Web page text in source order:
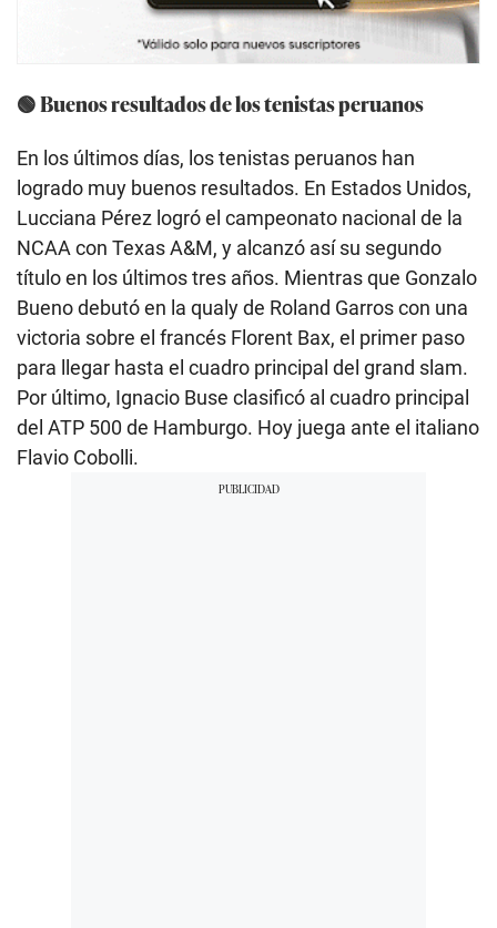
🟢 Buenos resultados de los tenistas peruanos
En los últimos días, los tenistas peruanos han
logrado muy buenos resultados. En Estados Unidos,
Lucciana Pérez logró el campeonato nacional de la
NCAA con Texas A&M, y alcanzó así su segundo
título en los últimos tres años. Mientras que Gonzalo
Bueno debutó en la qualy de Roland Garros con una
victoria sobre el francés Florent Bax, el primer paso
para llegar hasta el cuadro principal del grand slam.
Por último, Ignacio Buse clasificó al cuadro principal
del ATP 500 de Hamburgo. Hoy juega ante el italiano
Flavio Cobolli.